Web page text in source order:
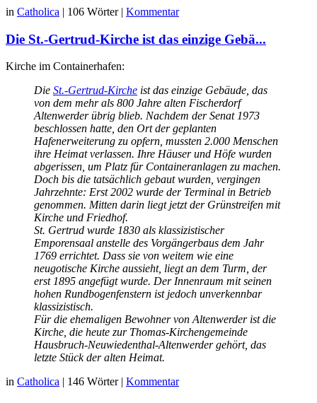
in Catholica | 106 Wörter | Kommentar
Die St.-Gertrud-Kirche ist das einzige Gebä...
Kirche im Containerhafen:
Die St.-Gertrud-Kirche ist das einzige Gebäude, das
von dem mehr als 800 Jahre alten Fischerdorf
Altenwerder übrig blieb. Nachdem der Senat 1973
beschlossen hatte, den Ort der geplanten
Hafenerweiterung zu opfern, mussten 2.000 Menschen
ihre Heimat verlassen. Ihre Häuser und Höfe wurden
abgerissen, um Platz für Containeranlagen zu machen.
Doch bis die tatsächlich gebaut wurden, vergingen
Jahrzehnte: Erst 2002 wurde der Terminal in Betrieb
genommen. Mitten darin liegt jetzt der Grünstreifen mit
Kirche und Friedhof.
St. Gertrud wurde 1830 als klassizistischer
Emporensaal anstelle des Vorgängerbaus dem Jahr
1769 errichtet. Dass sie von weitem wie eine
neugotische Kirche aussieht, liegt an dem Turm, der
erst 1895 angefügt wurde. Der Innenraum mit seinen
hohen Rundbogenfenstern ist jedoch unverkennbar
klassizistisch.
Für die ehemaligen Bewohner von Altenwerder ist die
Kirche, die heute zur Thomas-Kirchengemeinde
Hausbruch-Neuwiedenthal-Altenwerder gehört, das
letzte Stück der alten Heimat.
in Catholica | 146 Wörter | Kommentar